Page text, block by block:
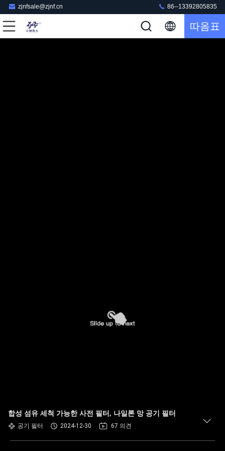
zjnfsale@zjnf.cn 86--13392805835
따옴표
합성 섬유 세척 가능한 사전 필터, 나일론 망 공기 필터
공기 필터 2024-12-30 67 의견